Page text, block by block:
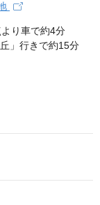
り車で約4分
」行きで約15分